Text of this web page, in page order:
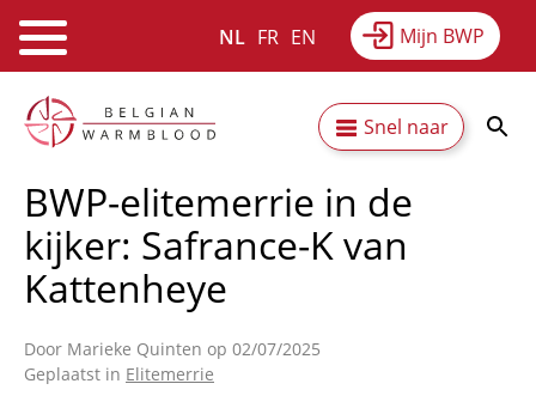
Overslaan
inhoud
gaan
Mijn BWP
NL FR EN
Secundaire
navigatie
Webshop Nieuws
Snel naar
BWP-elitemerrie in de
kijker: Safrance-K van
Kattenheye
Door Marieke Quinten op 02/07/2025
Geplaatst in Elitemerrie